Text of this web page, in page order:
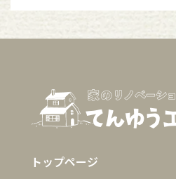
トップページ